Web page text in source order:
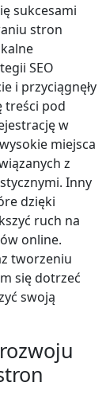
sukcesami
stron
SEO
i przyciągnęły
treści pod
w
miejsca
z
Inny
dzięki
ruch na
online.
tworzeniu
się dotrzeć
swoją